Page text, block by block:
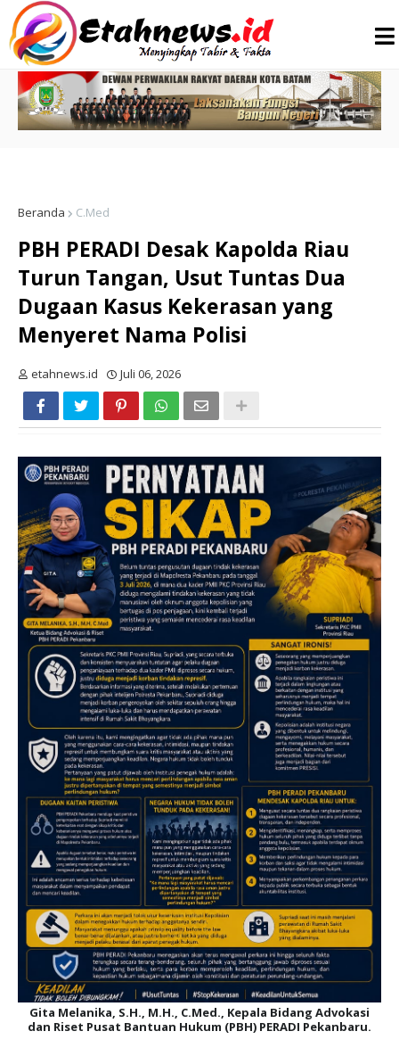
Beranda C.Med
PBH PERADI Desak Kapolda Riau
Turun Tangan, Usut Tuntas Dua
Dugaan Kasus Kekerasan yang
Menyeret Nama Polisi
etahnews.id Juli 06, 2026
Gita Melanika, S.H., M.H., C.Med., Kepala Bidang Advokasi
dan Riset Pusat Bantuan Hukum (PBH) PERADI Pekanbaru.